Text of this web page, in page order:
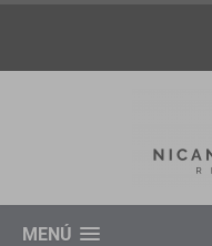
MENÚ